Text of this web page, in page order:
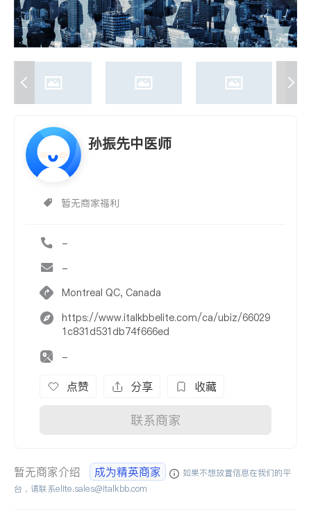
孙振先中医师
暂无商家福利
-
-
Montreal QC, Canada
https://www.italkbbelite.com/ca/ubiz/66029
1c831d531db74f666ed
-
点赞 分享 收藏
联系商家
暂无商家介绍 成为精英商家
如果不想放置信息在我们的平
台，请联系elite.sales@italkbb.com